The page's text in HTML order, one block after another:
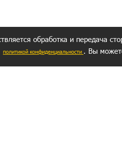
обработка и передача
политикой конфиденциальности . Вы